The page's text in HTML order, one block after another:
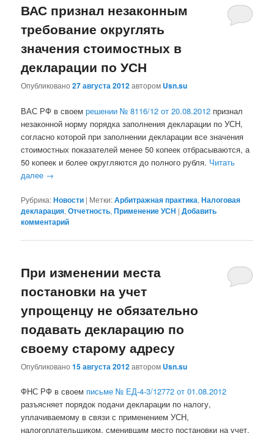
ВАС признал незаконным
требование округлять
значения стоимостных в
декларации по УСН
Опубликовано27 августа 2012автором Usn.su
ВАС РФ в своемрешении № 8116/12 от 20.08.2012 признал
незаконной норму порядка заполнения декларации по УСН,
согласно которой при заполнении декларации все значения
стоимостных показателей менее 50 копеек отбрасываются, а
50 копеек и более округляются до полного рубля. Читать
далее →
Рубрика:Новости | Метки:Арбитражная практика,Налоговая
декларация,Отчетность,Применение УСН |Добавить
комментарий
При изменении места
постановки на учет
упрощенцу не обязательно
подавать декларацию по
своему старому адресу
Опубликовано15 августа 2012автором Usn.su
ФНС РФ в своем письме № ЕД-4-3/12772 от 01.08.2012
разъясняет порядок подачи декларации по налогу,
уплачиваемому в связи с применением УСН,
налогоплательщиком, сменившим место постановки на учет.